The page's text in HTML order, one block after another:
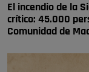
El incendio de la
crítico: 45.000
Comunidad de